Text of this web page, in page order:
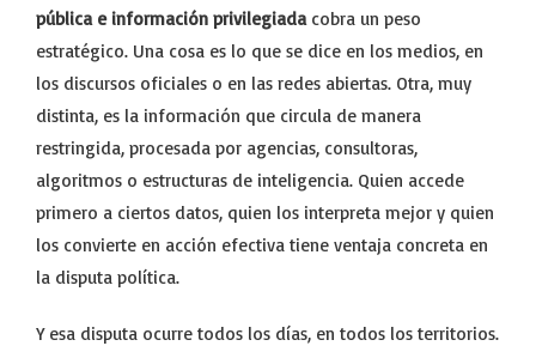
pública e información privilegiadacobra un peso
estratégico. Una cosa es lo que se dice en los medios, en
los discursos oficiales o en las redes abiertas. Otra, muy
distinta, es la información que circula de manera
restringida, procesada por agencias, consultoras,
algoritmos o estructuras de inteligencia. Quien accede
primero a ciertos datos, quien los interpreta mejor y quien
los convierte en acción efectiva tiene ventaja concreta en
la disputa política.
Y esa disputa ocurre todos los días, en todos los territorios.